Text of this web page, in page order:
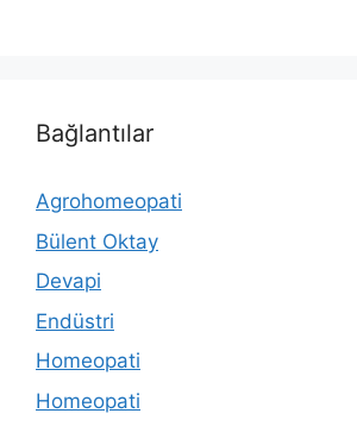
Bağlantılar
Agrohomeopati
Bülent Oktay
Devapi
Endüstri
Homeopati
Homeopati